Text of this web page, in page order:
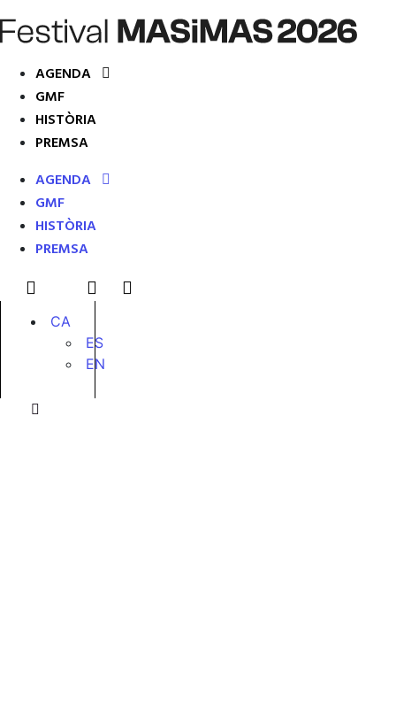
AGENDA
GMF
HISTÒRIA
PREMSA
AGENDA
GMF
HISTÒRIA
PREMSA
CA
ES
EN